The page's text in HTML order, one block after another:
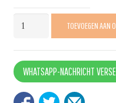
Gastrobank
Vintage
quantity
TOEVOEGEN AAN
WHATSAPP-NACHRICHT